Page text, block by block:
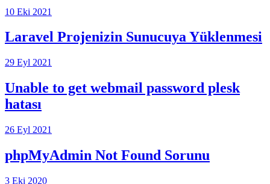
10 Eki 2021
Laravel Projenizin Sunucuya Yüklenmesi
29 Eyl 2021
Unable to get webmail password plesk
hatası
26 Eyl 2021
phpMyAdmin Not Found Sorunu
3 Eki 2020